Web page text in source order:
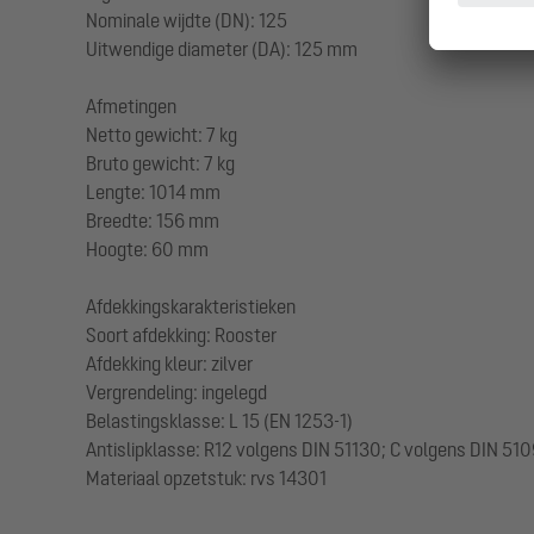
Nominale wijdte (DN): 125
Uitwendige diameter (DA): 125 mm
Afmetingen
Netto gewicht: 7 kg
Bruto gewicht: 7 kg
Lengte: 1014 mm
Breedte: 156 mm
Hoogte: 60 mm
Afdekkingskarakteristieken
Soort afdekking: Rooster
Afdekking kleur: zilver
Vergrendeling: ingelegd
Belastingsklasse: L 15 (EN 1253-1)
Antislipklasse: R12 volgens DIN 51130; C volgens DIN